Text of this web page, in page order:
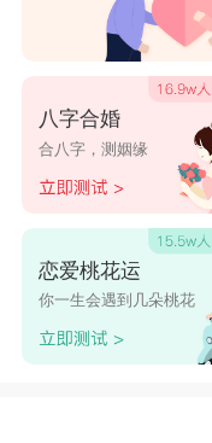
八字合婚
合八字，测姻缘
恋爱桃花运
你一生会遇到几朵桃花